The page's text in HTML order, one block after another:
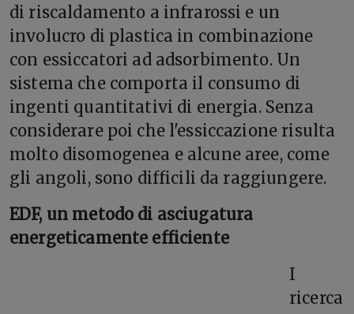
di riscaldamento a infrarossi e un
involucro di plastica in combinazione
con essiccatori ad adsorbimento. Un
sistema che comporta il consumo di
ingenti quantitativi di energia. Senza
considerare poi che l'essiccazione risulta
molto disomogenea e alcune aree, come
gli angoli, sono difficili da raggiungere.
EDF, un metodo di asciugatura
energeticamente efficiente
I
ricerca